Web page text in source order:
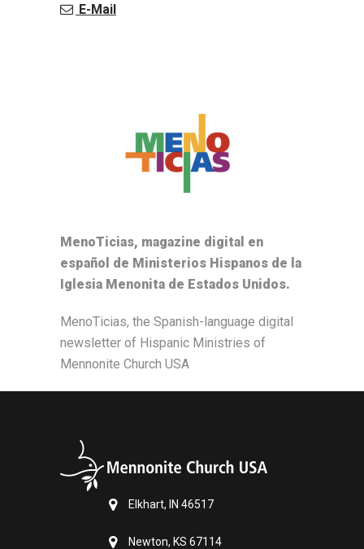
E-Mail
MenoTicias, magazine digital en
español de Ministerios Hispanos de la
Iglesia Menonita de Estados Unidos.
MenoTicias, the Spanish-language digital
newsletter of Hispanic Ministries of
Mennonite Church USA
Elkhart, IN 46517
Newton, KS 67114